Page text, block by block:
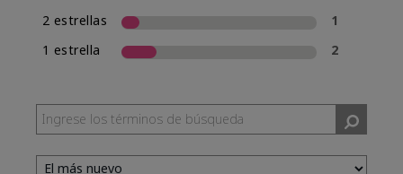
2 estrellas
1
1 estrella
2